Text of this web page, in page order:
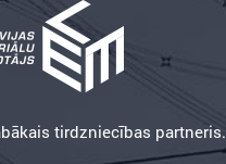
tirdzniecības partneris.